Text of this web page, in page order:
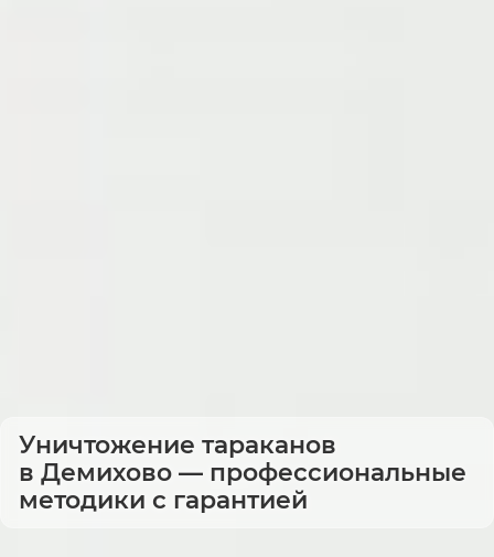
Уничтожение тараканов
в Демихово — профессиональные
методики с гарантией